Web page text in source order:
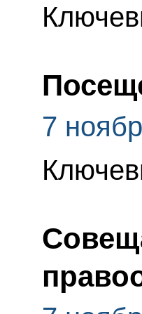
7